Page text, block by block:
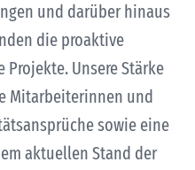
und darüber hinaus
die proaktive
Projekte. Unsere Stärke
Mitarbeiterinnen und
sowie eine
aktuellen Stand der